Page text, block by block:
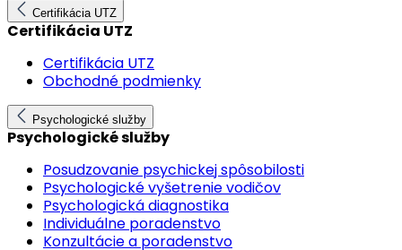
Certifikácia UTZ
Certifikácia UTZ
Certifikácia UTZ
Obchodné podmienky
Psychologické služby
Psychologické služby
Posudzovanie psychickej spôsobilosti
Psychologické vyšetrenie vodičov
Psychologická diagnostika
Individuálne poradenstvo
Konzultácie a poradenstvo